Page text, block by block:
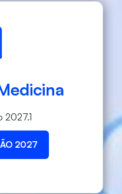
2027.1
2027